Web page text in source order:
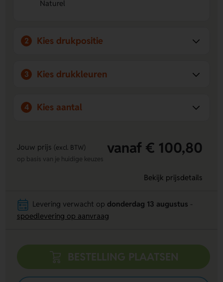
milieuvriendelijk en robuust is.
merk op een stijlvolle manier te promoten.
Naturel
2 Kies drukpositie
3 Kies drukkleuren
4 Kies aantal
Jouw prijs (excl. BTW) vanaf € 100,80
op basis van je huidige keuzes
Bekijk prijsdetails
Levering verwacht op donderdag 13 augustus
spoedlevering op aanvraag
BESTELLING PLAATSEN